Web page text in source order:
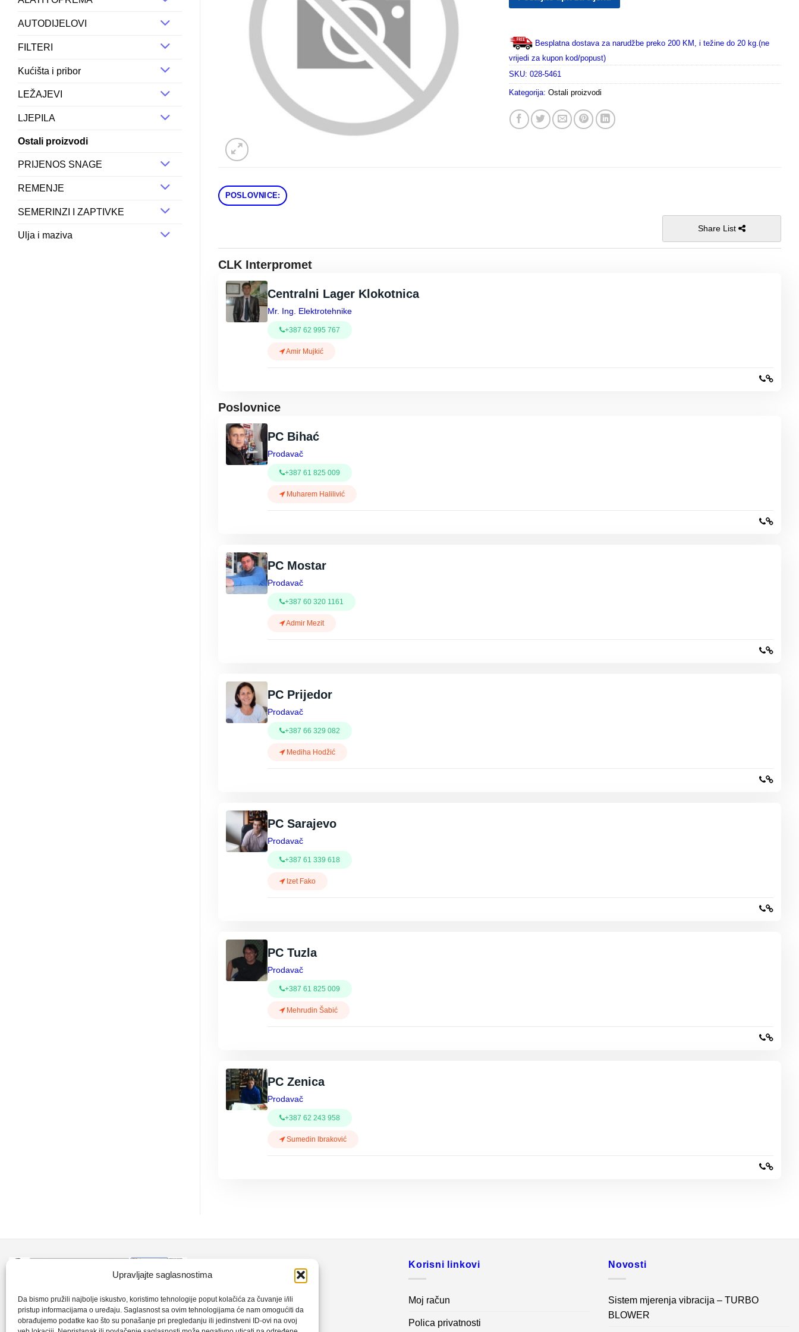
Upravljajte saglasnostima
Da bismo pružili najbolje iskustvo, koristimo tehnologije poput kolačića za čuvanje i/ili
pristup informacijama o uređaju. Saglasnost sa ovim tehnologijama će nam omogućiti da
obrađujemo podatke kao što su ponašanje pri pregledanju ili jedinstveni ID-ovi na ovoj
AUTODIJELOVI
FILTERI
Kućišta i pribor
LEŽAJEVI
LJEPILA
Ostali proizvodi
PRIJENOS SNAGE
REMENJE
SEMERINZI I ZAPTIVKE
Ulja i maziva
Besplatna dostava za narudžbe preko 200 KM, i težine do 20 kg.(ne
vrijedi za kupon kod/popust)
SKU: 028-5461
Kategorija: Ostali proizvodi
POSLOVNICE:
Share List
CLK Interpromet
Centralni Lager Klokotnica
Mr. Ing. Elektrotehnike
+387 62 995 767
Amir Mujkić
Poslovnice
PC Bihać
Prodavač
+387 61 825 009
Muharem Halilivić
PC Mostar
Prodavač
+387 60 320 1161
Admir Mezit
PC Prijedor
Prodavač
+387 66 329 082
Mediha Hodžić
PC Sarajevo
Prodavač
+387 61 339 618
Izet Fako
PC Tuzla
Prodavač
+387 61 825 009
Mehrudin Šabić
PC Zenica
Prodavač
+387 62 243 958
Sumedin Ibraković
CLK-Interpromet d.o.o. posluje u sastavu
grupe SKF distributera od 1996. godine,
gdje s ponosom mozemo reci da smo
+387 35 720 560
clkm@bih.net.ba
Korisni linkovi
Moj račun
Polica privatnosti
Novosti
Sistem mjerenja vibracija – TURBO
BLOWER